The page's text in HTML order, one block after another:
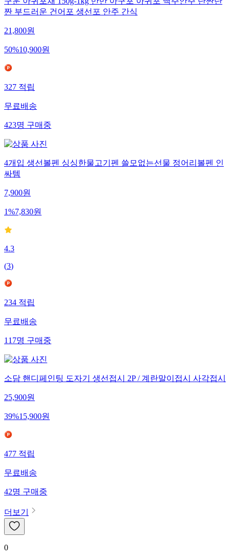
구운 아귀포채 150g-1kg 만만 아구포 아귀포 맥주안주 단짠단
짠 부드러운 건어포 생선포 안주 간식
21,800원
50%10,900원
327적립
무료배송
423명구매중
4개입 생선볼펜 싱싱한물고기펜 쓸모없는선물 정어리볼펜 인
싸템
7,900원
1%7,830원
4.3
(3)
234적립
무료배송
117명구매중
소담 핸디페인팅 도자기 생선접시 2P / 계란말이접시 사각접시
25,900원
39%15,900원
477적립
무료배송
42명구매중
더보기
0